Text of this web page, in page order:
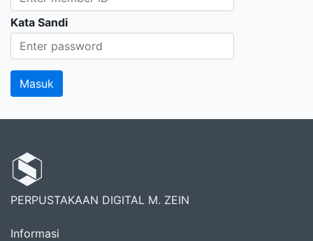
Kata Sandi
PERPUSTAKAAN DIGITAL M. ZEIN
Informasi